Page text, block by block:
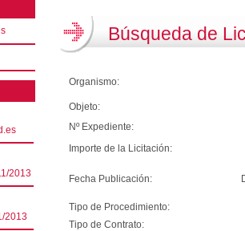
2013
2013
Búsqueda de
Organismo:
Objeto:
Nº Expediente:
Importe de la Licitación:
Fecha Publicación:
Tipo de Procedimiento:
Tipo de Contrato: